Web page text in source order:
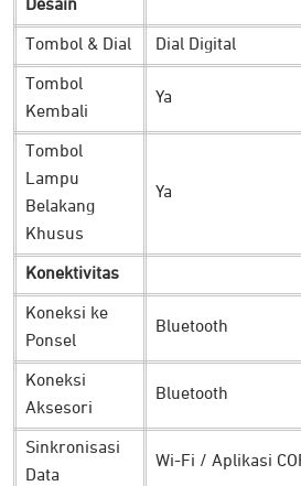
Cukup lakukan pengisian daya
pengisian 0-100%, maka baterai
jam dalam mode GPS penuh. Siap
dan olahraga Anda kapanpun
Navigasi Outdoor yang
Jelajahi alam terbuka tanpa ragu
COROS APEX 2 Pro yang
Desain
Tombol & Dial Dial Digital
Tombol
Kembali
Ya
Tombol
Lampu
Belakang
Khusus
Ya
Konektivitas
Koneksi ke
Ponsel
Bluetooth
Koneksi
Aksesori
Bluetooth
Sinkronisasi
Data
Wi-Fi / Aplikasi